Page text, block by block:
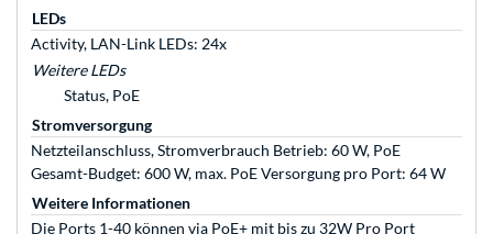
LEDs
Activity, LAN-Link LEDs: 24x
Weitere LEDs
Status, PoE
Stromversorgung
Netzteilanschluss, Stromverbrauch Betrieb: 60 W, PoE
Gesamt-Budget: 600 W, max. PoE Versorgung pro Port: 64 W
Weitere Informationen
Die Ports 1-40 können via PoE+ mit bis zu 32W Pro Port